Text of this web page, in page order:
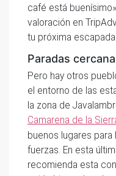
café está
valoración en
tu próxima
Paradas
Pero hay otros
el entorno de las
la zona de
Camarena de la
buenos lugares
fuerzas. En esta
recomienda esta